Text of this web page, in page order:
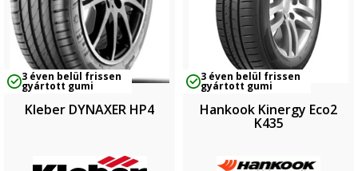
3 éven belül frissen
gyártott gumi
Kleber DYNAXER HP4
3 éven belül frissen
gyártott gumi
Hankook Kinergy Eco2
K435